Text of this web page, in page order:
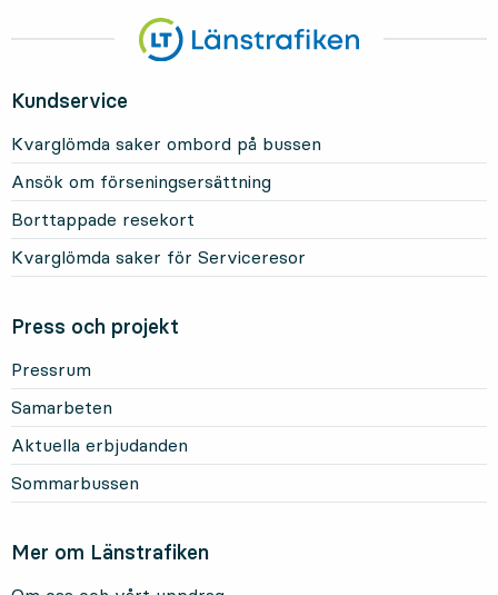
Kundservice
Kvarglömda saker ombord på bussen
Ansök om förseningsersättning
Borttappade resekort
Kvarglömda saker för Serviceresor
Press och projekt
Pressrum
Samarbeten
Aktuella erbjudanden
Sommarbussen
Mer om Länstrafiken